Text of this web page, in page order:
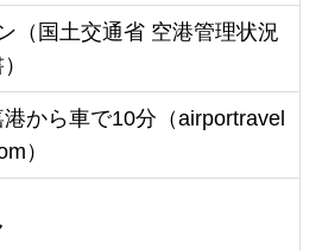
（国土交通省 空港管理状況
港から車で10分（airportravel
）